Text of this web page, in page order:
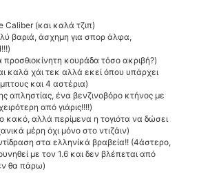
Caliber (και καλά τζιπ)
βαριά, άσχημη για σπορ άλφα,
προσθιοκίνητη κουράδα τόσο ακριβή?)
καλά χάι τεκ αλλά εκεί όπου υπάρχει
και 4 αστέρια)
απληστίας, ένα βενζινοβόρο κτήνος με
από γιάρις!!!!)
κακό, αλλά περίμενα η τογιότα να δώσει
μέρη όχι μόνο στο ντιζάιν)
στα ελληνίκά βραβεία!! (4άστερο,
με τον 1.6 και δεν βλέπεται από
θα πάρω)